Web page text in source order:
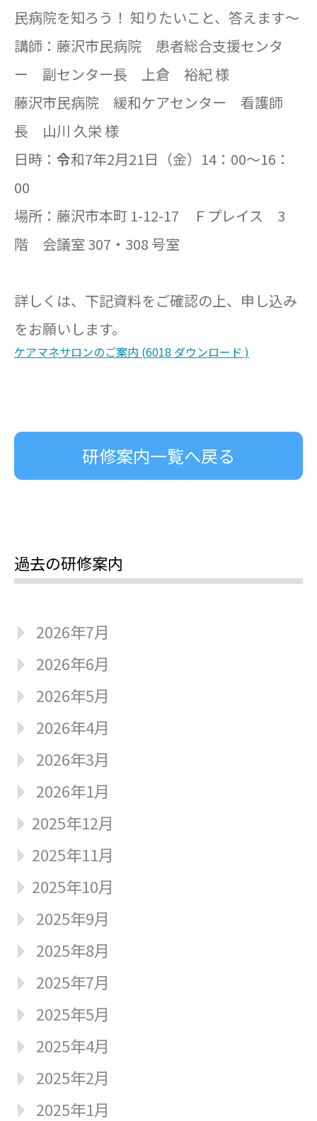
民病院を知ろう！ 知りたいこと、答えます～
講師：藤沢市民病院 患者総合支援センタ
ー 副センター長 上倉 裕紀 様
藤沢市民病院 緩和ケアセンター 看護師
長 山川 久栄 様
日時： 令和7年2月21日（金）14：00～16：
00
場所：藤沢市本町 1-12-17 Ｆプレイス 3
階 会議室 307・308 号室
詳しくは、下記資料をご確認の上、申し込み
をお願いします。
ケアマネサロンのご案内 (6018 ダウンロード )
研修案内一覧へ戻る
過去の研修案内
2026年7月
2026年6月
2026年5月
2026年4月
2026年3月
2026年1月
2025年12月
2025年11月
2025年10月
2025年9月
2025年8月
2025年7月
2025年5月
2025年4月
2025年2月
2025年1月